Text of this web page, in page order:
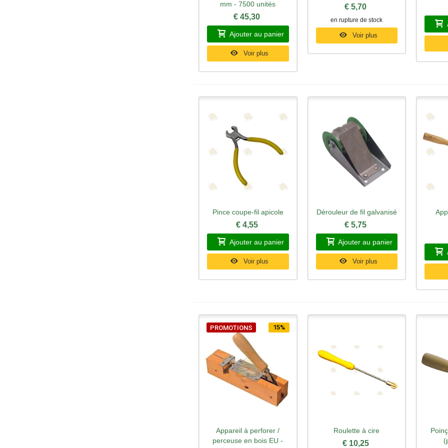
mm - 7500 unités
€ 45,30
Ajouter au panier
Voir plus
€ 5,70
en rupture de stock
Voir plus
Aperçu rapide
Pince coupe-fil apicole
€ 4,55
Ajouter au panier
Voir plus
Aperçu rapide
Dérouleur de fil galvanisé
€ 5,75
Ajouter au panier
Voir plus
PROMOTIONS 15%
Aperçu rapide
Appareil à perforer /
perceuse en bois EU -
Aperçu rapide
Roulette à cire
€ 10,25